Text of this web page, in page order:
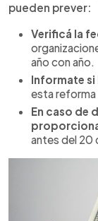
pueden prever:
Verificá la
año con año.
Informate si
esta reforma
En caso de
antes del 20